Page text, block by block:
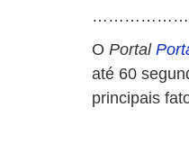
O Portal
até 60
principais